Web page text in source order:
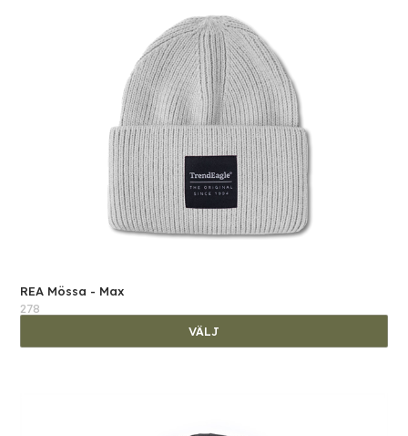
REA Mössa - Max
278
VÄLJ